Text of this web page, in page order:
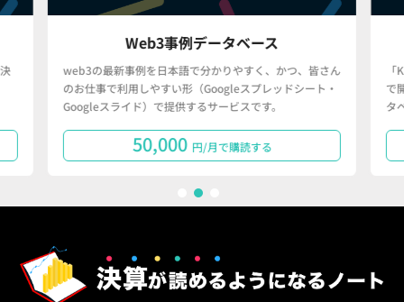
Web3事例データベース
web3の最新事例を日本語で分かりやすく、かつ、皆さん
のお仕事で利用しやすい形（Googleスプレッドシート・
Googleスライド）で提供するサービスです。
50,000 円/月で購読する
で
タ